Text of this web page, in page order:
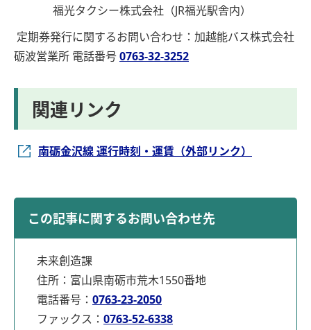
福光タクシー株式会社（JR福光駅舎内）
定期券発行に関するお問い合わせ：加越能バス株式会社
砺波営業所 電話番号0763-32-3252
関連リンク
南砺金沢線 運行時刻・運賃（外部リンク）
この記事に関するお問い合わせ先
未来創造課
住所：富山県南砺市荒木1550番地
電話番号： 0763-23-2050
ファックス： 0763-52-6338